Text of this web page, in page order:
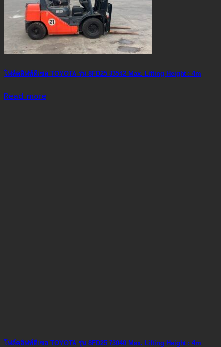
โฟล์คลิฟท์ดีเซล TOYOTA รุ่น 8FD25 83542 Max. Lifting Height : 4m
Read more
โฟล์คลิฟท์ดีเซล TOYOTA รุ่น 8FD25 73040 Max. Lifting Height : 4m